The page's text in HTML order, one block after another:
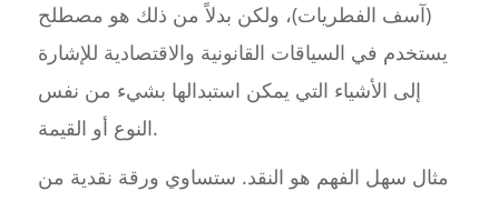
(آسف الفطريات)، ولكن بدلاً من ذلك هو مصطلح
يستخدم في السياقات القانونية والاقتصادية للإشارة
إلى الأشياء التي يمكن استبدالها بشيء من نفس
النوع أو القيمة.
مثال سهل الفهم هو النقد. ستساوي ورقة نقدية من